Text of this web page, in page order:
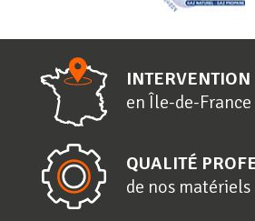
INTERVENTION
en Île-de-France
QUALITÉ
de nos matériels